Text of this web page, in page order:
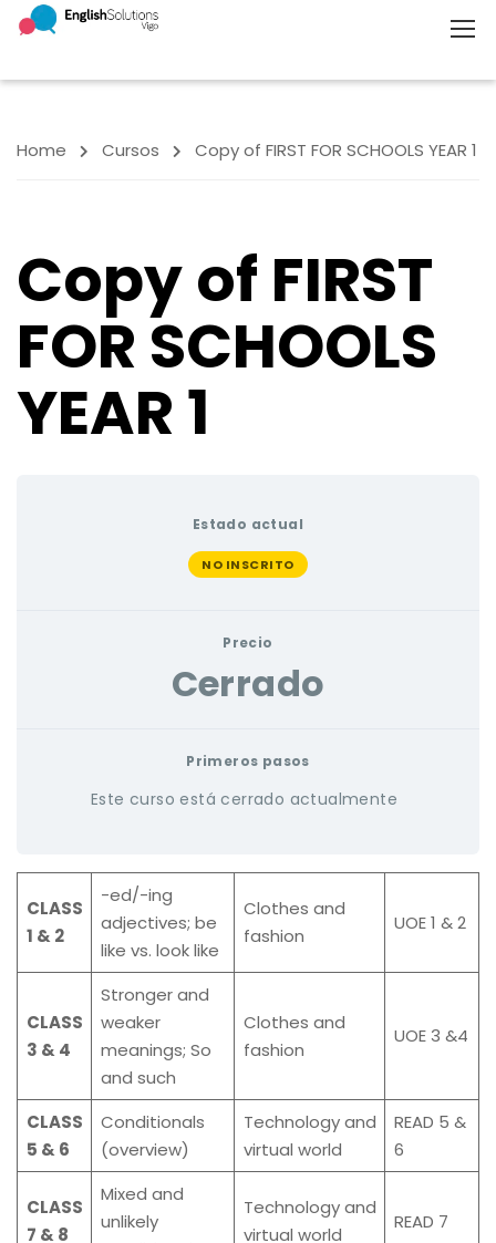
Home Cursos Copy of FIRST FOR SCHOOLS YEAR 1
Copy of FIRST
FOR SCHOOLS
YEAR 1
Estado actual
NO INSCRITO
Precio
Cerrado
Primeros pasos
Este curso está cerrado actualmente
CLASS
1 & 2
-ed/-ing
adjectives; be
like vs. look like
Clothes and
fashion
UOE 1 & 2
CLASS
3 & 4
Stronger and
weaker
meanings; So
and such
Clothes and
fashion
UOE 3 &4
CLASS
5 & 6
Conditionals
(overview)
Technology and
virtual world
READ 5 &
6
CLASS
7 & 8
Mixed and
unlikely
Technology and
virtual world
READ 7